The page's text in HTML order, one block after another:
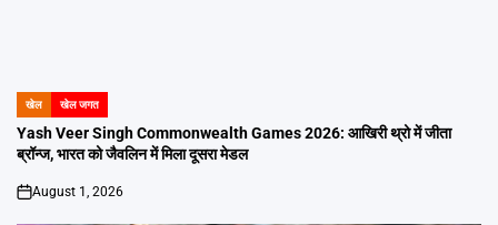
POSTED
IN
खेल खेल जगत
Yash Veer Singh Commonwealth Games 2026: आखिरी थ्रो में जीता
ब्रॉन्ज, भारत को जैवलिन में मिला दूसरा मेडल
on
August 1, 2026